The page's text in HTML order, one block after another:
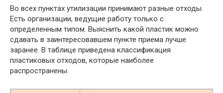
Во всех пунктах утилизации принимают разные отходы.
Есть организации, ведущие работу только с
определенным типом. Выяснить какой пластик можно
сдавать в заинтересовавшем пункте приема лучше
заранее. В таблице приведена классификация
пластиковых отходов, которые наиболее
распространены.